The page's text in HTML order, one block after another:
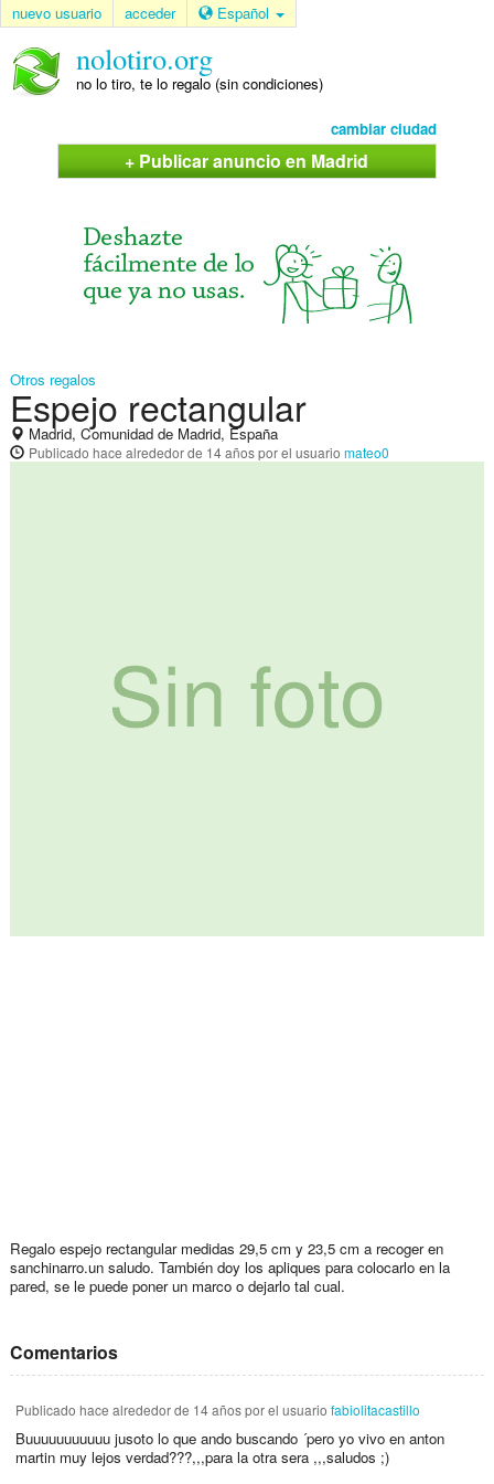
nuevo usuario acceder Español
nolotiro.org
no lo tiro, te lo regalo (sin condiciones)
cambiar ciudad
+ Publicar anuncio en Madrid
Otros regalos
Espejo rectangular
Madrid, Comunidad de Madrid, España
Publicado hace alrededor de 14 añospor el usuario mateo0
Regalo espejo rectangular medidas 29,5 cm y 23,5 cm a recoger en
sanchinarro.un saludo. También doy los apliques para colocarlo en la
pared, se le puede poner un marco o dejarlo tal cual.
Comentarios
Publicado hace alrededor de 14 añospor el usuario fabiolitacastillo
Buuuuuuuuuuu jusoto lo que ando buscando ´pero yo vivo en anton
martin muy lejos verdad???,,,para la otra sera ,,,saludos ;)